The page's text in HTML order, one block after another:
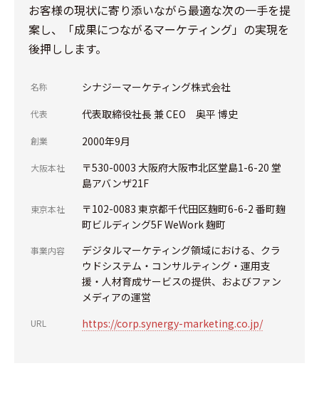
お客様の現状に寄り添いながら最適な次の一手を提
案し、「成果につながるマーケティング」の実現を
後押しします。
名称 シナジーマーケティング株式会社
代表 代表取締役社長 兼 CEO 奥平 博史
創業 2000年9月
大阪本社
〒530-0003 大阪府大阪市北区堂島1-6-20 堂
島アバンザ21F
東京本社
〒102-0083 東京都千代田区麹町6-6-2 番町麹
町ビルディング5F WeWork 麹町
事業内容
デジタルマーケティング領域における、クラ
ウドシステム・コンサルティング・運用支
援・人材育成サービスの提供、およびファン
メディアの運営
URL https://corp.synergy-marketing.co.jp/